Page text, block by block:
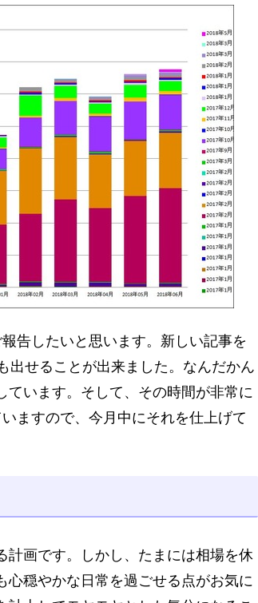
告したいと思います。新しい記事を
出せることが出来ました。なんだかん
ています。そして、その時間が非常に
ますので、今月中にそれを仕上げて
計画です。しかし、たまには相場を休
穏やかな日常を過ごせる点がお気に